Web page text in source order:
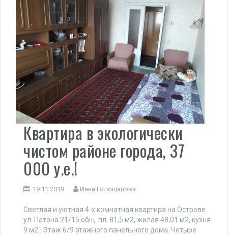
Квартира в экологически
чистом районе города, 37
000 у.е.!
19.11.2019 Инна Голощапова
Светлая и уютная 4-х комнатная квартира на Острове
ул. Патона 21/15 общ. пл. 81,5 м2, жилая 48,01 м2, кухня
9 м2. .Этаж 6/9 этажного панельного дома. Четыре